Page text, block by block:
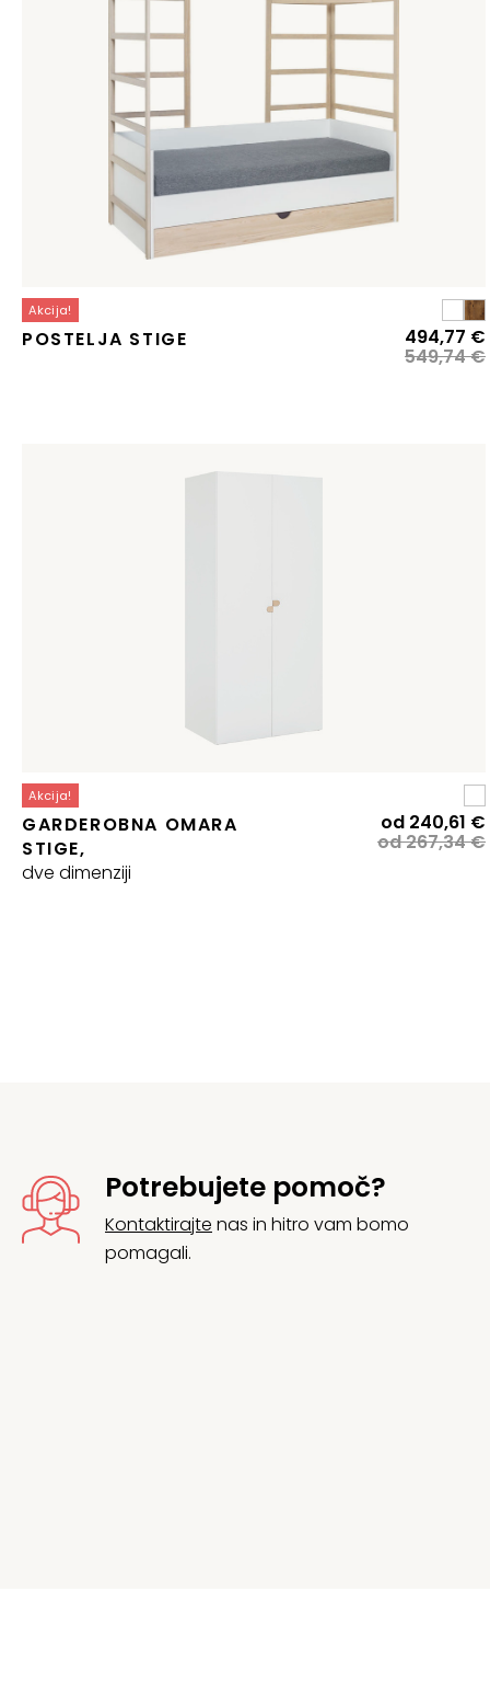
Akcija!
POSTELJA STIGE
549,74€
494,77 €
Akcija!
GARDEROBNA OMARA
STIGE,
dve dimenziji
od267,34€
od 240,61 €
Potrebujete pomoč?
Kontaktirajte nas in hitro vam bomo
pomagali.